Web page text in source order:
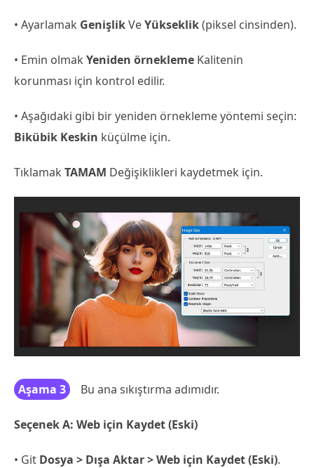
• Ayarlamak GenişlikVeYükseklik(piksel cinsinden).
• Emin olmak Yeniden örnekleme Kalitenin
korunması için kontrol edilir.
• Aşağıdaki gibi bir yeniden örnekleme yöntemi seçin:
Bikübik Keskin küçülme için.
Tıklamak TAMAM Değişiklikleri kaydetmek için.
Aşama 3 Bu ana sıkıştırma adımıdır.
Seçenek A: Web için Kaydet (Eski)
• Git Dosya > Dışa Aktar > Web için Kaydet (Eski).